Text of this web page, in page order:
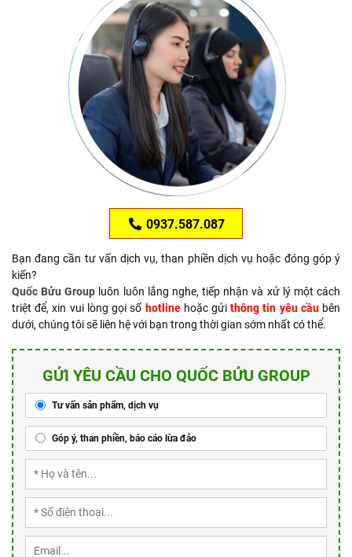
0937.587.087
Bạn đang cần tư vấn dịch vụ, than phiền dịch vụ hoặc đóng góp ý
kiến?
Quốc Bửu Group luôn luôn lắng nghe, tiếp nhận và xử lý một cách
triệt để, xin vui lòng gọi số hotlinehoặc gửithông tin yêu cầubên
dưới, chúng tôi sẽ liên hệ với bạn trong thời gian sớm nhất có thể.
GỬI YÊU CẦU CHO QUỐC BỬU GROUP
Tư vấn sản phẩm, dịch vụ
Góp ý, than phiền, báo cáo lừa đảo